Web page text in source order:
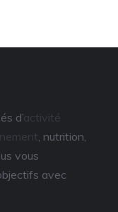
d’activité
, nutrition,
vous
avec